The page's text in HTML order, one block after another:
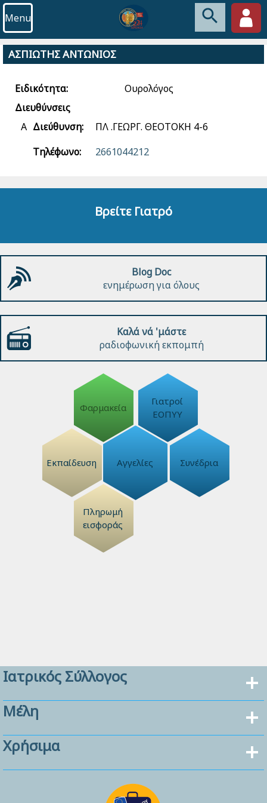
Menu
ΑΣΠΙΩΤΗΣ ΑΝΤΩΝΙΟΣ
Ειδικότητα:
Ουρολόγος
Διευθύνσεις
Α Διεύθυνση:
ΠΛ .ΓΕΩΡΓ. ΘΕΟΤΟΚΗ 4-6
Τηλέφωνο:
2661044212
Βρείτε Γιατρό
Blog Doc
ενημέρωση για όλους
Καλά νά 'μάστε
ραδιοφωνική εκπομπή
Φαρμακεία
Γιατροί
ΕΟΠΥΥ
Εκπαίδευση Αγγελίες Συνέδρια
Πληρωμή
εισφοράς
Ιατρικός Σύλλογος
Μέλη
Χρήσιμα